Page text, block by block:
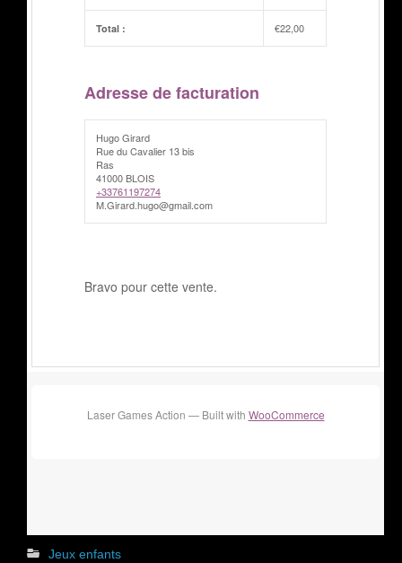
Total : €22,00
Adresse de facturation
Hugo Girard
Rue du Cavalier 13 bis
Ras
41000 BLOIS
+33761197274
M.Girard.hugo@gmail.com
Bravo pour cette vente.
Laser Games Action — Built with WooCommerce
Jeux enfants